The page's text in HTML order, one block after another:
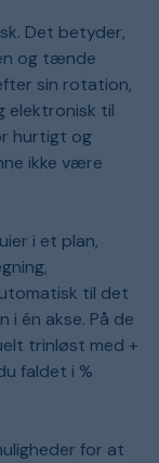
Det betyder,
og tænde
sin rotation,
elektronisk til
hurtigt og
ikke være
i et plan,
til det
én akse. På de
trinløst med +
faldet i %
for at